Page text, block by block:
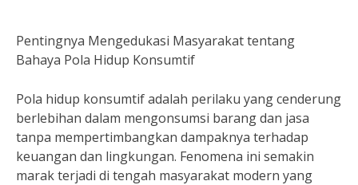
Pentingnya Mengedukasi Masyarakat tentang
Bahaya Pola Hidup Konsumtif
Pola hidup konsumtif adalah perilaku yang cenderung
berlebihan dalam mengonsumsi barang dan jasa
tanpa mempertimbangkan dampaknya terhadap
keuangan dan lingkungan. Fenomena ini semakin
marak terjadi di tengah masyarakat modern yang